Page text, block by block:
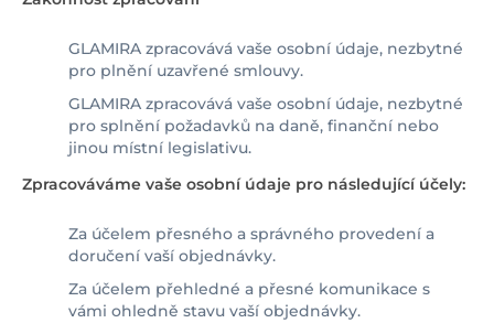
GLAMIRA zpracovává vaše osobní údaje, nezbytné
pro plnění uzavřené smlouvy.
GLAMIRA zpracovává vaše osobní údaje, nezbytné
pro splnění požadavků na daně, finanční nebo
jinou místní legislativu.
Zpracováváme vaše osobní údaje pro následující účely:
Za účelem přesného a správného provedení a
doručení vaší objednávky.
Za účelem přehledné a přesné komunikace s
vámi ohledně stavu vaší objednávky.